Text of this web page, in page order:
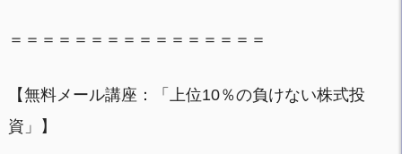
＝＝＝＝＝＝＝＝＝＝＝＝＝＝＝＝
【無料メール講座：「上位10％の負けない株式投
資」】